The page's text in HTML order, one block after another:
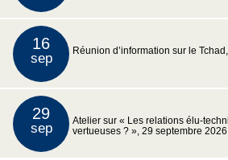
16
sep Réunion d’information sur le
29
sep
Atelier sur « Les relations élu-
vertueuses ? », 29 septembre 2026